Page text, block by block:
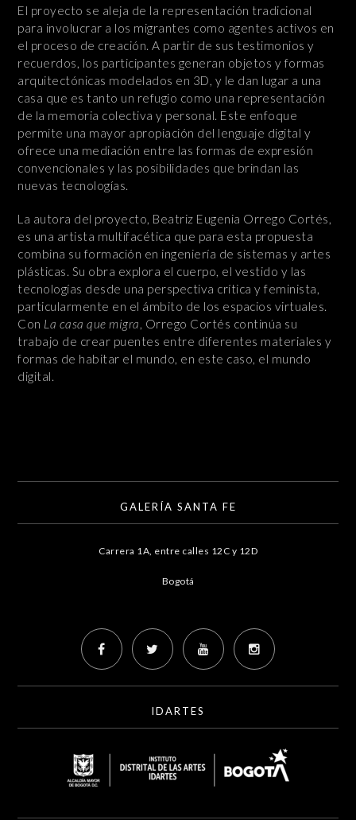
El proyecto se aleja de la representación tradicional
para involucrar a los migrantes como agentes activos en
el proceso de creación. A partir de sus testimonios y
recuerdos, los participantes generan objetos y formas
arquitectónicas modelados en 3D, y le dan lugar a una
casa que es tanto un refugio como una representación
de la memoria colectiva y personal. Este enfoque
permite una mayor apropiación del lenguaje digital y
ofrece una mediación entre las formas de expresión
convencionales y las posibilidades que brindan las
nuevas tecnologías.
La autora del proyecto, Beatriz Eugenia Orrego Cortés,
es una artista multifacética que para esta propuesta
combina su formación en ingeniería de sistemas y artes
plásticas. Su obra explora el cuerpo, el vestido y las
tecnologías desde una perspectiva crítica y feminista,
particularmente en el ámbito de los espacios virtuales.
Con La casa que migra, Orrego Cortés continúa su
trabajo de crear puentes entre diferentes materiales y
formas de habitar el mundo, en este caso, el mundo
digital.
GALERÍA SANTA FE
Carrera 1A, entre calles 12C y 12D
Bogotá
IDARTES